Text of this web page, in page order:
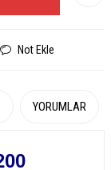
Not Ekle
YORUMLAR